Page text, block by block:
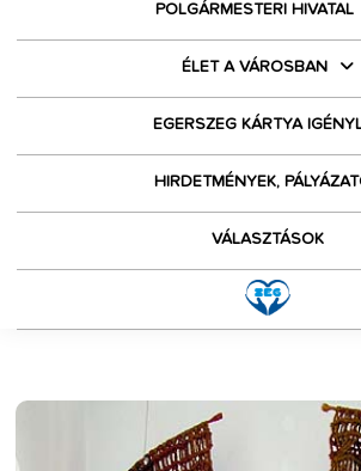
POLGÁRMESTERI HIVATAL
ÉLET A VÁROSBAN
EGERSZEG KÁRTYA
HIRDETMÉNYEK,
VÁLASZTÁSOK